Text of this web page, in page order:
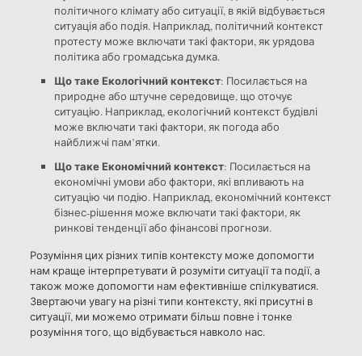
політичного клімату або ситуації, в якій відбувається
ситуація або подія. Наприклад, політичний контекст
протесту може включати такі фактори, як урядова
політика або громадська думка.
Що таке Екологічний контекст: Посилається на
природне або штучне середовище, що оточує
ситуацію. Наприклад, екологічний контекст будівлі
може включати такі фактори, як погода або
найближчі пам’ятки.
Що таке Економічний контекст: Посилається на
економічні умови або фактори, які впливають на
ситуацію чи подію. Наприклад, економічний контекст
бізнес-рішення може включати такі фактори, як
ринкові тенденції або фінансові прогнози.
Розуміння цих різних типів контексту може допомогти
нам краще інтерпретувати й розуміти ситуації та події, а
також може допомогти нам ефективніше спілкуватися.
Звертаючи увагу на різні типи контексту, які присутні в
ситуації, ми можемо отримати більш повне і тонке
розуміння того, що відбувається навколо нас.